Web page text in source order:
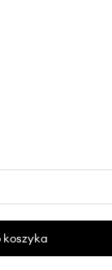
koszyka